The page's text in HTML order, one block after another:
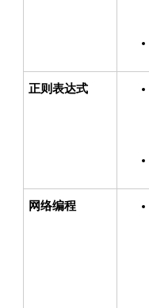
正则表达式
网络编程